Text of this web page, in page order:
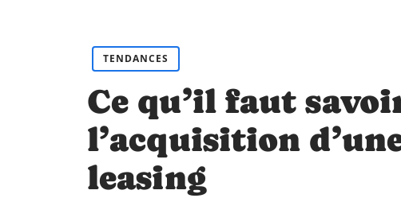
TENDANCES
Ce qu’il faut
l’acquisition
leasing